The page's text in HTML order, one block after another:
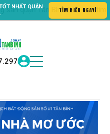
bạn tìm kiếm bất động sản
NHẤT QUẬN
TÌM |